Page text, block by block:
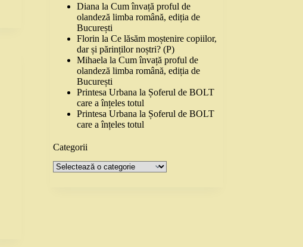
Diana laCum învață proful de
olandeză limba română, ediția de
București
Florin laCe lăsăm moștenire copiilor,
dar și părinților noștri? (P)
Mihaela laCum învață proful de
olandeză limba română, ediția de
București
Printesa Urbana la Șoferul de BOLT
care a înțeles totul
Printesa Urbana la Șoferul de BOLT
care a înțeles totul
Categorii
Categorii